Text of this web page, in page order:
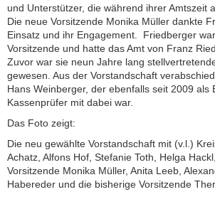
und Unterstützer, die während ihrer Amtszeit
Die neue Vorsitzende Monika Müller dankte
Einsatz und ihr Engagement. Friedberger
Vorsitzende und hatte das Amt von Franz
Zuvor war sie neun Jahre lang
gewesen. Aus der Vorstandschaft
Hans Weinberger, der ebenfalls seit 2009 als
Kassenprüfer mit dabei war.
Das Foto zeigt:
Die neu gewählte Vorstandschaft mit (v.l.)
Achatz, Alfons Hof, Stefanie Toth, Helga
Vorsitzende Monika Müller, Anita Leeb,
Habereder und die bisherige Vorsitzende